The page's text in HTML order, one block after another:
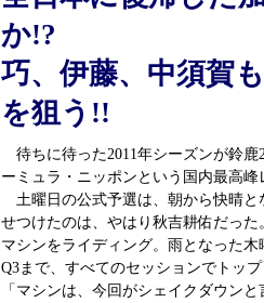
か!?
巧、伊藤、中須賀
を狙う!!
待ちに待った2011年シーズンが鈴鹿
ーミュラ・ニッポンという国内最高
土曜日の公式予選は、朝から快晴と
せつけたのは、やはり秋吉耕佑だっ
マシンをライディング。雨となった
Q3まで、すべてのセッションでトッ
「マシンは、今回がシェイクダウン